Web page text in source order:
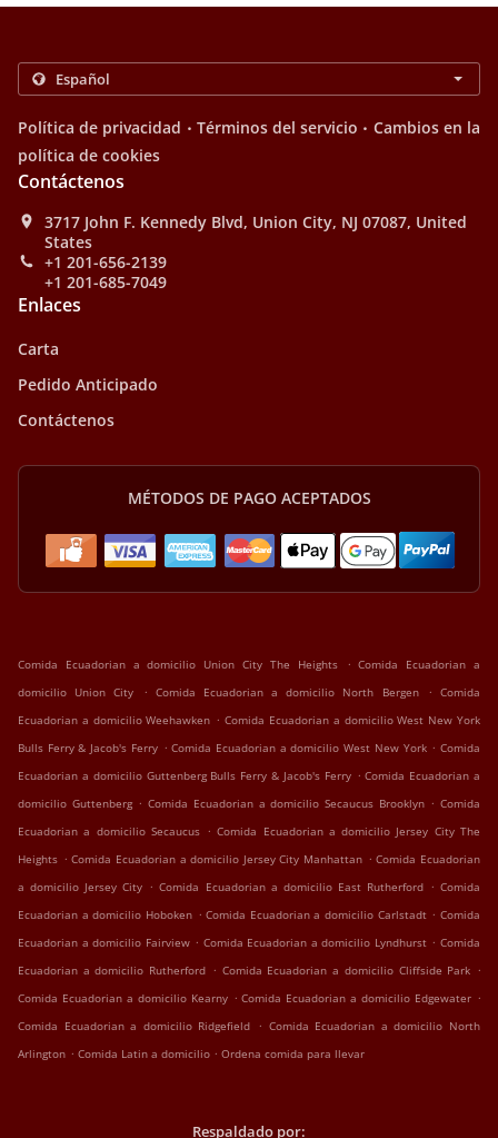
Política de privacidad . Términos del servicio . Cambios en la
política de cookies
Contáctenos
3717 John F. Kennedy Blvd, Union City, NJ 07087, United
States
+1 201-656-2139
+1 201-685-7049
Enlaces
Carta
Pedido Anticipado
Contáctenos
MÉTODOS DE PAGO ACEPTADOS
Comida Ecuadorian a domicilio Union City The Heights . Comida Ecuadorian a
domicilio Union City
. Comida Ecuadorian a domicilio North Bergen . Comida
Ecuadorian a domicilio Weehawken . Comida Ecuadorian a domicilio West New York
Bulls Ferry & Jacob's Ferry . Comida Ecuadorian a domicilio West New York . Comida
Ecuadorian a domicilio Guttenberg Bulls Ferry & Jacob's Ferry . Comida Ecuadorian a
domicilio Guttenberg . Comida Ecuadorian a domicilio Secaucus Brooklyn . Comida
Ecuadorian a domicilio Secaucus . Comida Ecuadorian a domicilio Jersey City The
Heights . Comida Ecuadorian a domicilio Jersey City Manhattan . Comida Ecuadorian
a domicilio Jersey City . Comida Ecuadorian a domicilio East Rutherford . Comida
Ecuadorian a domicilio Hoboken . Comida Ecuadorian a domicilio Carlstadt . Comida
Ecuadorian a domicilio Fairview . Comida Ecuadorian a domicilio Lyndhurst . Comida
Ecuadorian a domicilio Rutherford . Comida Ecuadorian a domicilio Cliffside Park .
Comida Ecuadorian a domicilio Kearny . Comida Ecuadorian a domicilio Edgewater .
Comida Ecuadorian a domicilio Ridgefield . Comida Ecuadorian a domicilio North
Arlington . Comida Latin a domicilio . Ordena comida para llevar
Respaldado por: